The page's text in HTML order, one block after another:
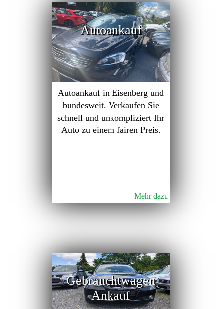
Autoankauf
Autoankauf in Eisenberg und
bundesweit. Verkaufen Sie
schnell und unkompliziert Ihr
Auto zu einem fairen Preis.
Mehr dazu
Gebrauchtwagen
Ankauf